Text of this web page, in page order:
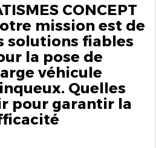
CONCEPT
mission est de
solutions fiables
la pose de
véhicule
. Quelles
pour garantir la